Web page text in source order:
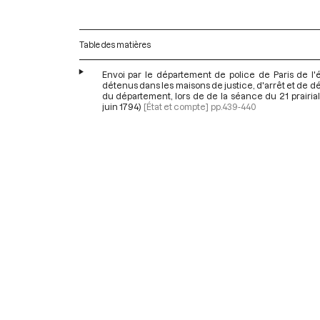
Table des matières
Envoi par le département de police de Paris de
détenus dans les maisons de justice, d'arrêt et de
du département, lors de de la séance du 21
juin 1794) [État et compte] pp.439-440